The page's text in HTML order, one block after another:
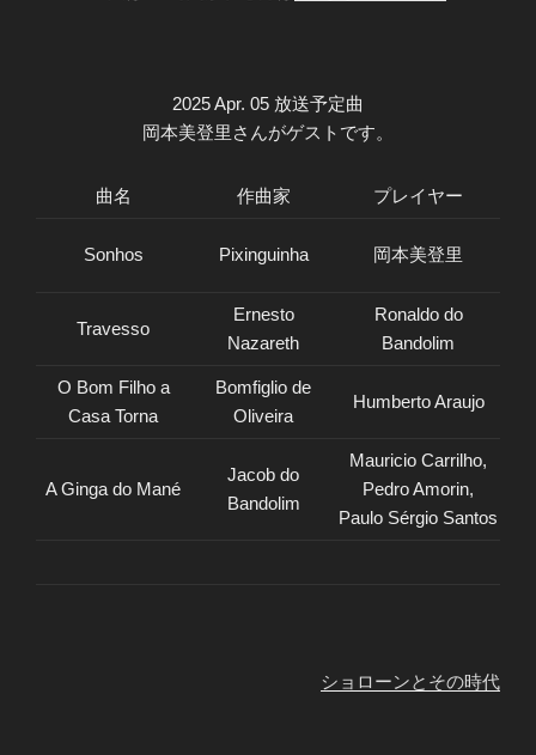
2025 Apr. 05 放送予定曲
岡本美登里さんがゲストです。
曲名 作曲家 プレイヤー
Sonhos Pixinguinha 岡本美登里
Travesso
Ernesto
Nazareth
Ronaldo do
Bandolim
O Bom Filho a
Casa Torna
Bomfiglio de
Oliveira
Humberto Araujo
A Ginga do Mané
Jacob do
Bandolim
Mauricio Carrilho,
Pedro Amorin,
Paulo Sérgio Santos
ショローンとその時代